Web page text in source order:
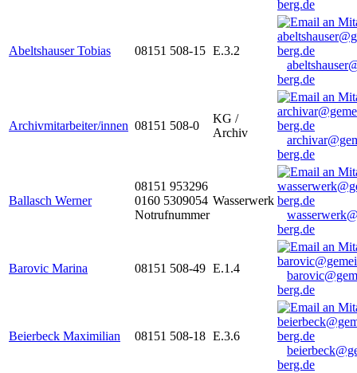
berg.de
Abeltshauser Tobias 08151 508-15 E.3.2
berg.de
Archivmitarbeiter/innen 08151 508-0
KG /
Archiv
berg.de
Ballasch Werner
08151 953296
0160 5309054
Notrufnummer
Wasserwerk
berg.de
Barovic Marina 08151 508-49 E.1.4
berg.de
Beierbeck Maximilian 08151 508-18 E.3.6
berg.de